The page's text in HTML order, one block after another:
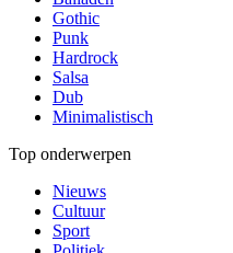
Gothic
Punk
Hardrock
Salsa
Dub
Minimalistisch
Top onderwerpen
Nieuws
Cultuur
Sport